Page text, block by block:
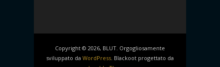
Copyright © 2026, BLUT. Orgogliosamente
sviluppato da WordPress. Blackoot progettato da